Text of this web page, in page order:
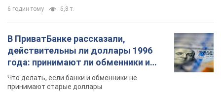
6 годин тому 6,8 т.
В ПриватБанке рассказали,
действительны ли доллары 1996
года: принимают ли обменники и
банки такие купюры
Что делать, если банки и обменники не
принимают старые доллары